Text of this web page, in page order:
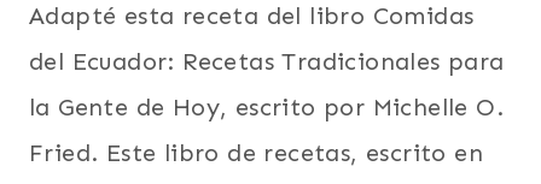
Adapté esta receta del libro Comidas
del Ecuador: Recetas Tradicionales para
la Gente de Hoy, escrito por Michelle O.
Fried. Este libro de recetas, escrito en